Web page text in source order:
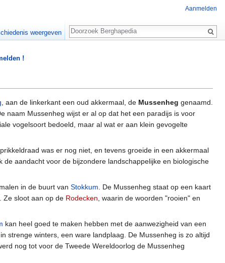
!
, aan de linkerkant een oud akkermaal, de Mussenheg genaamd.
naam Mussenheg wijst er al op dat het een paradijs is voor
vogelsoort bedoeld, maar al wat er aan klein gevogelte
was er nog niet, en tevens groeide in een akkermaal
aandacht voor de bijzondere landschappelijke en biologische
in de buurt van Stokkum. De Mussenheg staat op een kaart
Ze sloot aan op de Rodecken, waarin de woorden "rooien" en
kan heel goed te maken hebben met de aanwezigheid van een
strenge winters, een ware landplaag. De Mussenheg is zo altijd
nog tot voor de Tweede Wereldoorlog de Mussenheg
Aanmelden
weergeven
Zoeken